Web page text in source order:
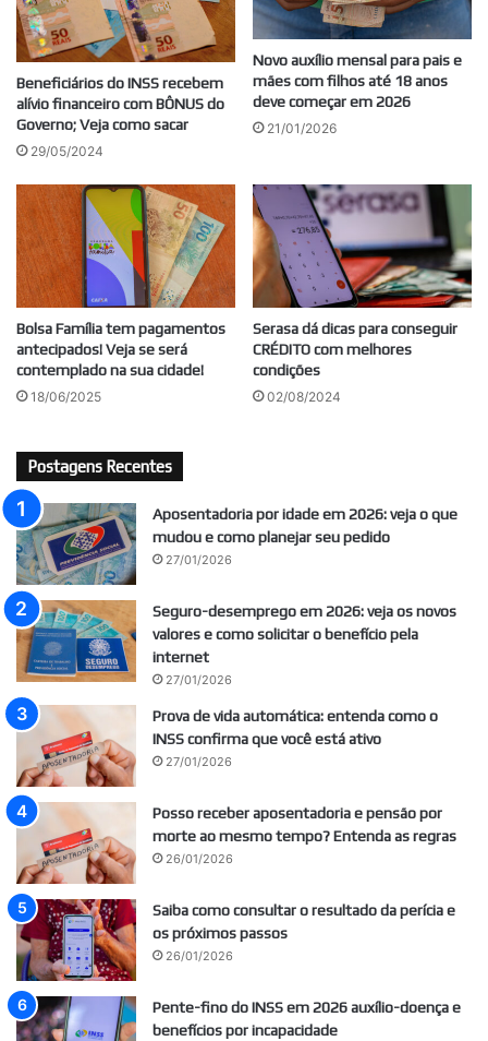
Beneficiários do INSS recebem
alívio financeiro com BÔNUS do
Governo; Veja como sacar
29/05/2024
Novo auxílio mensal para pais e
mães com filhos até 18 anos
deve começar em 2026
21/01/2026
Bolsa Família tem pagamentos
antecipados! Veja se será
contemplado na sua cidade!
18/06/2025
Serasa dá dicas para conseguir
CRÉDITO com melhores
condições
02/08/2024
Postagens Recentes
Aposentadoria por idade em 2026: veja o que
mudou e como planejar seu pedido
27/01/2026
Seguro-desemprego em 2026: veja os novos
valores e como solicitar o benefício pela
internet
27/01/2026
Prova de vida automática: entenda como o
INSS confirma que você está ativo
27/01/2026
Posso receber aposentadoria e pensão por
morte ao mesmo tempo? Entenda as regras
26/01/2026
Saiba como consultar o resultado da perícia e
os próximos passos
26/01/2026
Pente-fino do INSS em 2026 auxílio-doença e
benefícios por incapacidade